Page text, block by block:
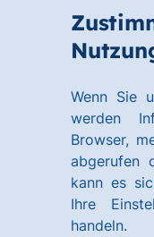
Wenn Sie
werden
Browser,
abgerufen
kann es
Ihre
Hauptinhalt